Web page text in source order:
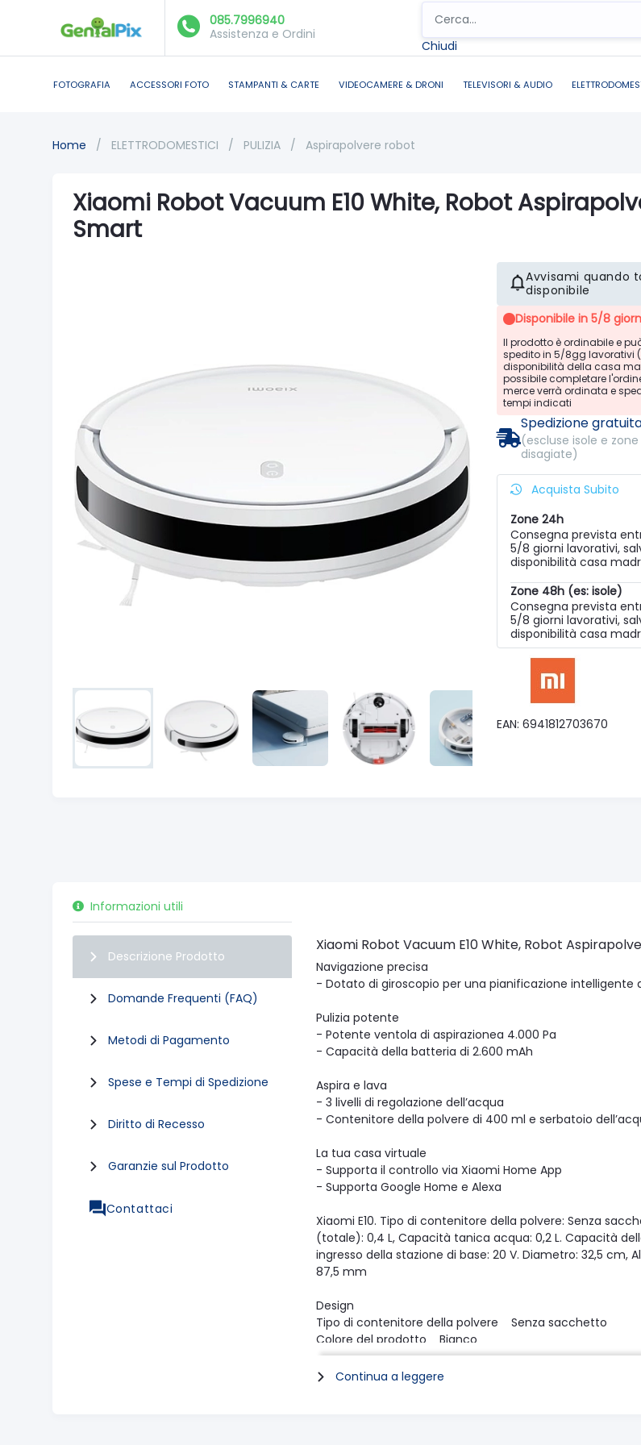
085.7996940
Assistenza e Ordini
Chiudi
FOTOGRAFIA ACCESSORI FOTO STAMPANTI & CARTE VIDEOCAMERE & DRONI TELEVISORI & AUDIO
Home / ELETTRODOMESTICI / PULIZIA / Aspirapolvere robot
Xiaomi Robot Vacuum E10 White, Robot
Smart
Avvisami quando
disponibile
Disponibile in 5/8
Il prodotto è ordinabile e
spedito in 5/8gg lavorativi
disponibilità della casa
possibile completare
merce verrà ordinata e
tempi indicati
Spedizione
(escluse isole e zone
disagiate)
Acquista Subito
Zone 24h
Consegna prevista
5/8 giorni lavorativi,
disponibilità casa
Zone 48h (es: isole)
Consegna prevista
5/8 giorni lavorativi,
disponibilità casa
EAN: 6941812703670
Informazioni utili
Descrizione Prodotto
Domande Frequenti (FAQ)
Metodi di Pagamento
Spese e Tempi di Spedizione
Diritto di Recesso
Garanzie sul Prodotto
Contattaci
Xiaomi Robot Vacuum E10 White, Robot
Navigazione precisa
- Dotato di giroscopio per una pianificazione intelligente
Pulizia potente
- Potente ventola di aspirazionea 4.000 Pa
- Capacità della batteria di 2.600 mAh
Aspira e lava
- 3 livelli di regolazione dell’acqua
- Contenitore della polvere di 400 ml e serbatoio
La tua casa virtuale
- Supporta il controllo via Xiaomi Home App
- Supporta Google Home e Alexa
Xiaomi E10. Tipo di contenitore della polvere: Senza
(totale): 0,4 L, Capacità tanica acqua: 0,2 L. Capacità
ingresso della stazione di base: 20 V. Diametro: 32,5 cm,
87,5 mm
Design
Tipo di contenitore della polvere Senza sacchetto
Colore del prodotto Bianco
Forma Rotondo
Prestazione
Continua a leggere